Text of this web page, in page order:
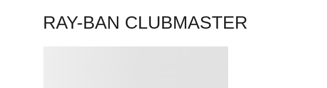
RAY-BAN CLUBMASTER